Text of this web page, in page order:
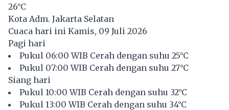
26°C
Kota Adm. Jakarta Selatan
Cuaca hari ini Kamis, 09 Juli 2026
Pagi hari
Pukul 06:00 WIB Cerah dengan suhu 25°C
Pukul 07:00 WIB Cerah dengan suhu 27°C
Siang hari
Pukul 10:00 WIB Cerah dengan suhu 32°C
Pukul 13:00 WIB Cerah dengan suhu 34°C